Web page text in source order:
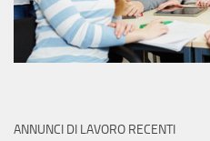
ANNUNCI DI LAVORO RECENTI